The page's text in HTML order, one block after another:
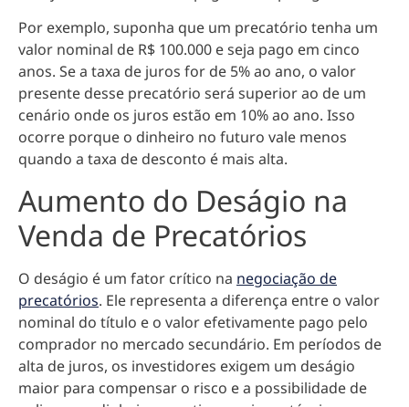
Por exemplo, suponha que um precatório tenha um
valor nominal de R$ 100.000 e seja pago em cinco
anos. Se a taxa de juros for de 5% ao ano, o valor
presente desse precatório será superior ao de um
cenário onde os juros estão em 10% ao ano. Isso
ocorre porque o dinheiro no futuro vale menos
quando a taxa de desconto é mais alta.
Aumento do Deságio na
Venda de Precatórios
O deságio é um fator crítico na negociação de
precatórios. Ele representa a diferença entre o valor
nominal do título e o valor efetivamente pago pelo
comprador no mercado secundário. Em períodos de
alta de juros, os investidores exigem um deságio
maior para compensar o risco e a possibilidade de